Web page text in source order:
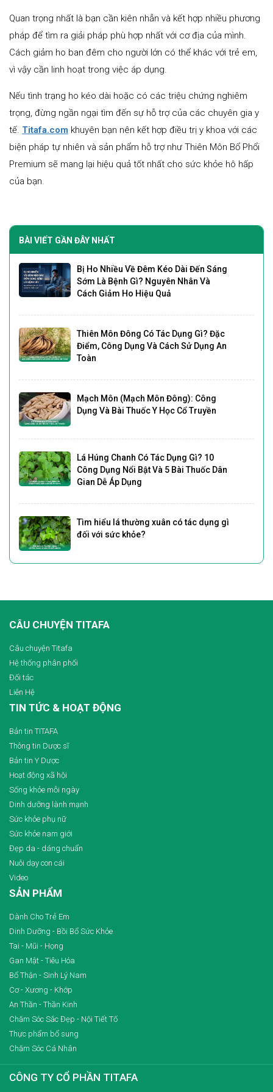
Quan trọng nhất là bạn cần kiên nhẫn và kết hợp nhiều phương
pháp để tìm ra giải pháp phù hợp nhất với cơ địa của mình.
Cách giảm ho ban đêm cho người lớn có thể khác với trẻ em,
vì vậy cần linh hoạt trong việc áp dụng.
Nếu tình trạng ho kéo dài hoặc có các triệu chứng nghiêm
trọng, đừng ngần ngại tìm đến sự hỗ trợ của các chuyên gia y
tế. Titafa.com khuyên bạn nên kết hợp điều trị y khoa với các
biện pháp tự nhiên và sản phẩm hỗ trợ như Thiên Môn Bổ Phổi
Premium sẽ mang lại hiệu quả tốt nhất cho sức khỏe hô hấp
của bạn.
BÀI VIẾT GẦN ĐÂY NHẤT
Bị Ho Nhiều Về Đêm Kéo Dài Đến Sáng
Sớm Là Bệnh Gì? Nguyên Nhân Và
Cách Giảm Ho Hiệu Quả
Thiên Môn Đông Có Tác Dụng Gì? Đặc
Điểm, Công Dụng Và Cách Sử Dụng An
Toàn
Mạch Môn (Mạch Môn Đông): Công
Dụng Và Bài Thuốc Y Học Cổ Truyền
Lá Húng Chanh Có Tác Dụng Gì? 10
Công Dụng Nổi Bật Và 5 Bài Thuốc Dân
Gian Dễ Áp Dụng
Tìm hiểu lá thường xuân có tác dụng gì
đối với sức khỏe?
CÂU CHUYỆN TITAFA
Câu chuyện Titafa
Hệ thống phân phối
Đối tác
Liên Hệ
TIN TỨC & HOẠT ĐỘNG
Bản tin TITAFA
Thông tin Dược sĩ
Bản tin Y Dược
Hoạt động xã hội
Sống khỏe mỗi ngày
Dinh dưỡng lành mạnh
Sức khỏe phụ nữ
Sức khỏe nam giới
Đẹp da - dáng chuẩn
Nuôi dạy con cái
Video
SẢN PHẨM
Dành Cho Trẻ Em
Dinh Dưỡng - Bồi Bổ Sức Khỏe
Tai - Mũi - Họng
Gan Mật - Tiêu Hóa
Bổ Thận - Sinh Lý Nam
Cơ - Xương - Khớp
An Thần - Thần Kinh
Chăm Sóc Sắc Đẹp - Nội Tiết Tố
Thực phẩm bổ sung
Chăm Sóc Cá Nhân
CÔNG TY CỔ PHẦN TITAFA